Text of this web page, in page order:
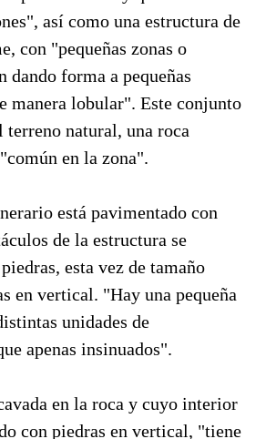
así como una estructura de
con "pequeñas zonas o
dando forma a pequeñas
manera lobular". Este conjunto
terreno natural, una roca
en la zona".
está pavimentado con
de la estructura se
esta vez de tamaño
en vertical. "Hay una pequeña
unidades de
apenas insinuados".
en la roca y cuyo interior
con piedras en vertical, "tiene